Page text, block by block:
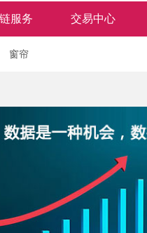
服务 交易中心
窗帘